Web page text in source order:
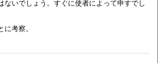
ないでしょう。すぐに使者によって申すでし
に考察。